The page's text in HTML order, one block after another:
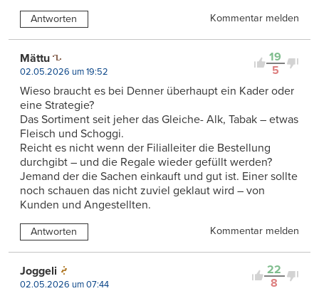
Antworten Kommentar melden
19
5
Mättu
02.05.2026 um 19:52
Wieso braucht es bei Denner überhaupt ein Kader oder
eine Strategie?
Das Sortiment seit jeher das Gleiche- Alk, Tabak – etwas
Fleisch und Schoggi.
Reicht es nicht wenn der Filialleiter die Bestellung
durchgibt – und die Regale wieder gefüllt werden?
Jemand der die Sachen einkauft und gut ist. Einer sollte
noch schauen das nicht zuviel geklaut wird – von
Kunden und Angestellten.
Antworten Kommentar melden
22
8
Joggeli
02.05.2026 um 07:44